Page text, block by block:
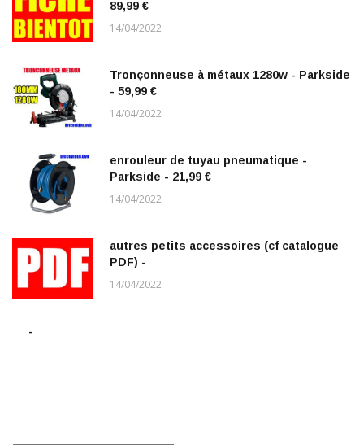
89,99 €
14/04/2022
Tronçonneuse à métaux 1280w - Parkside
- 59,99 €
14/04/2022
enrouleur de tuyau pneumatique -
Parkside - 21,99 €
14/04/2022
autres petits accessoires (cf catalogue
PDF) -
14/04/2022
-